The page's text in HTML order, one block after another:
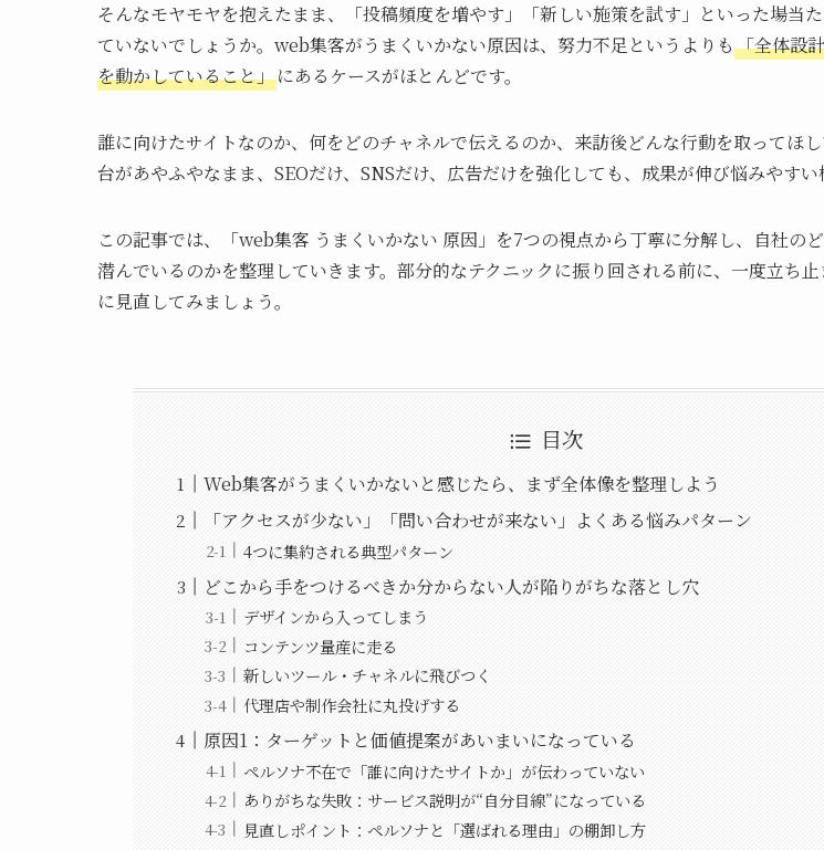
そんなモヤモヤを抱えたまま、「投稿頻度を増やす」「新しい施策を試す」といった場当
ていないでしょうか。web集客がうまくいかない原因は、努力不足というよりも 「全体設
を動かしていること」にあるケースがほとんどです。
誰に向けたサイトなのか、何をどのチャネルで伝えるのか、来訪後どんな行動を取ってほ
台があやふやなまま、SEOだけ、SNSだけ、広告だけを強化しても、成果が伸び悩みやすい
この記事では、「web集客 うまくいかない 原因」を7つの視点から丁寧に分解し、自社の
潜んでいるのかを整理していきます。部分的なテクニックに振り回される前に、一度立ち
に見直してみましょう。
目次
Web集客がうまくいかないと感じたら、まず全体像を整理しよう
「アクセスが少ない」「問い合わせが来ない」よくある悩みパターン
4つに集約される典型パターン
どこから手をつけるべきか分からない人が陥りがちな落とし穴
デザインから入ってしまう
コンテンツ量産に走る
新しいツール・チャネルに飛びつく
代理店や制作会社に丸投げする
原因1：ターゲットと価値提案があいまいになっている
ペルソナ不在で「誰に向けたサイトか」が伝わっていない
ありがちな失敗：サービス説明が“自分目線”になっている
見直しポイント：ペルソナと「選ばれる理由」の棚卸し方